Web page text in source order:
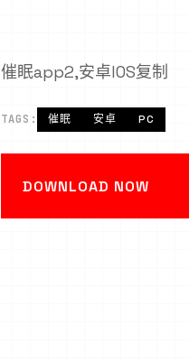
催眠app2,安卓IOS复制
TAGS: 催眠 安卓 PC
DOWNLOAD NOW